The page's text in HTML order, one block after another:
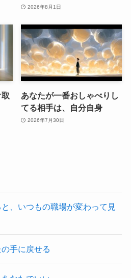
2026年8月1日
あなたが一番おしゃべりし
てる相手は、自分自身
2026年7月30日
、いつもの職場が変わって見
手に戻せる